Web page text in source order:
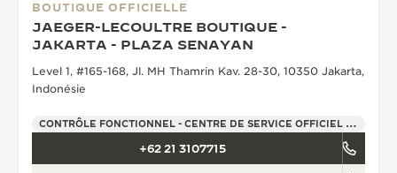
L’ODYSSÉE SIDÉRALE
VOIR LES ÉVÉNEMENTS
BOUTIQUE OFFICIELLE
JAEGER-LECOULTRE BOUTIQUE -
JAKARTA - PLAZA SENAYAN
Level 1, #165-168, Jl. MH Thamrin Kav. 28-30, 10350 Jakarta,
Indonésie
CONTRÔLE FONCTIONNEL - CENTRE DE SERVICE OFFICIEL - POINT DE VENTE
+62 21 3107715